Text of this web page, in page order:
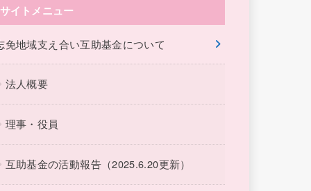
サイトメニュー
免地域支え合い互助基金について
法人概要
理事・役員
互助基金の活動報告（2025.6.20更新）